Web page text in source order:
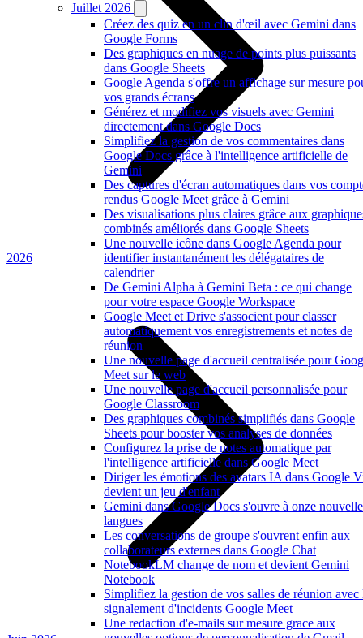
Juillet 2026
Créez des quiz en un clin d'œil avec Gemini dans
Google Forms
Des graphiques en nuage de points plus puissants
dans Google Sheets
Google Agenda s'offre un affichage sur mesure
vos grands écrans
Générez et modifiez vos visuels avec Gemini
directement dans Google Docs
Simplifiez la gestion de vos commentaires dans
Google Docs grâce à l'intelligence artificielle de
Gemini
Des captures d'écran automatiques dans vos
rendus Google Meet grâce à Gemini
Des visualisations plus claires grâce aux
combinés améliorés dans Google Sheets
Une nouvelle icône dans Google Agenda pour
identifier instantanément les délégataires de
calendrier
De Gemini Alpha à Gemini Beta : ce qui change
pour votre espace Google Workspace
Google Meet et Drive s'associent pour classer
automatiquement vos enregistrements et notes de
réunion
Une nouvelle page d'accueil centralisée pour
Meet sur le web
Une nouvelle page d'accueil personnalisée pour
Google Classroom
Des graphiques combinés simplifiés dans Google
Sheets pour booster vos analyses de données
Configurez la prise de notes automatique par
l'intelligence artificielle dans Google Meet
Diriger les émotions des avatars IA dans Google
devient un jeu d'enfant
Gemini dans Google Docs s'ouvre à onze
langues
Les conversations de groupe s'ouvrent enfin aux
collaborateurs externes dans Google Chat
NotebookLM change de nom et devient Gemini
Notebook
Simplifiez la gestion de vos salles de réunion avec
signalement d'incidents Google Meet
Une redaction d'e-mails sur mesure grace aux
2026